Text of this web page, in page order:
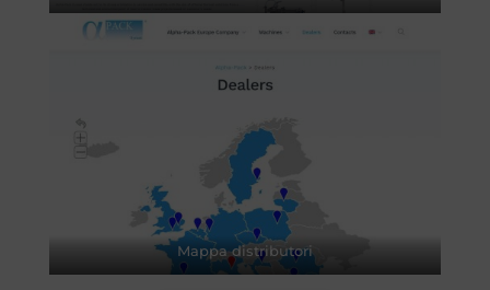
Mappa distributori